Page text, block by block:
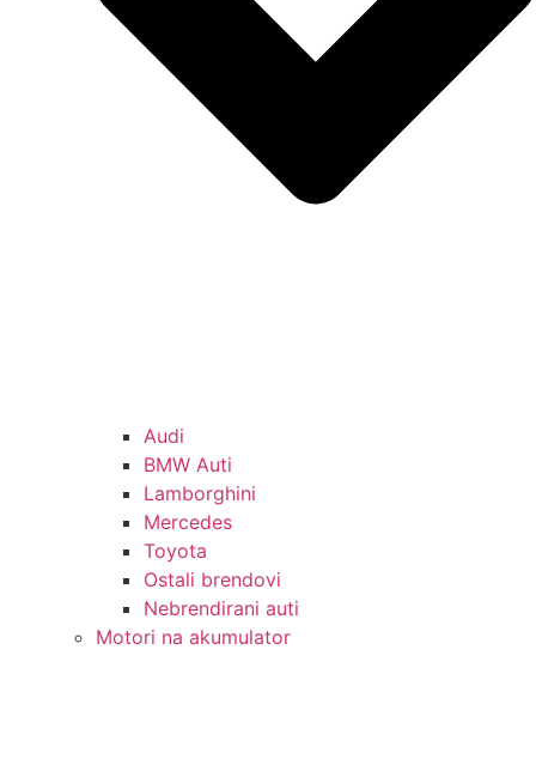
Audi
BMW Auti
Lamborghini
Mercedes
Toyota
Ostali brendovi
Nebrendirani auti
Motori na akumulator